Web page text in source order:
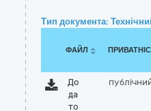
Тип документа:
ФАЙЛ
До
да
то